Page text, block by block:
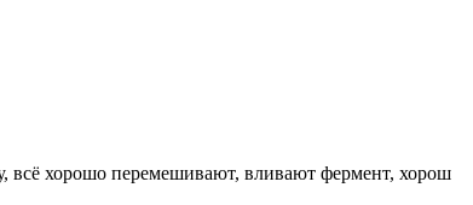
всё хорошо перемешивают, вливают фермент, хорош